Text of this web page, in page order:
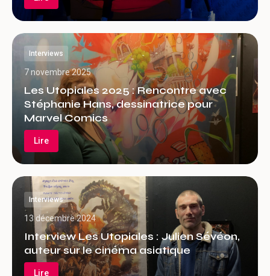
Interviews
7 novembre 2025
Les Utopiales 2025 : Rencontre avec
Stéphanie Hans, dessinatrice pour
Marvel Comics
Lire
Interviews
13 décembre 2024
Interview Les Utopiales : Julien Sévéon,
auteur sur le cinéma asiatique
Lire